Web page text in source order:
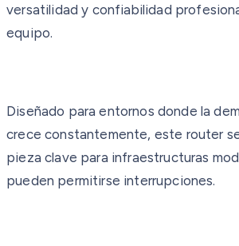
versatilidad y confiabilidad
equipo.
Diseñado para entornos donde la
crece constantemente, este router
pieza clave para infraestructuras
pueden permitirse interrupciones.